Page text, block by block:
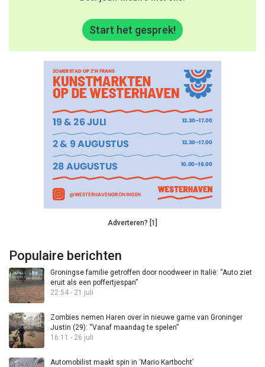
Start het gesprek!
Adverteren? [1]
Populaire berichten
Groningse familie getroffen door noodweer in Italië: “Auto ziet
eruit als een poffertjespan”
22:54 - 21 juli
Zombies nemen Haren over in nieuwe game van Groninger
Justin (29): “Vanaf maandag te spelen”
16:11 - 26 juli
Automobilist maakt spin in ‘Mario Kartbocht’